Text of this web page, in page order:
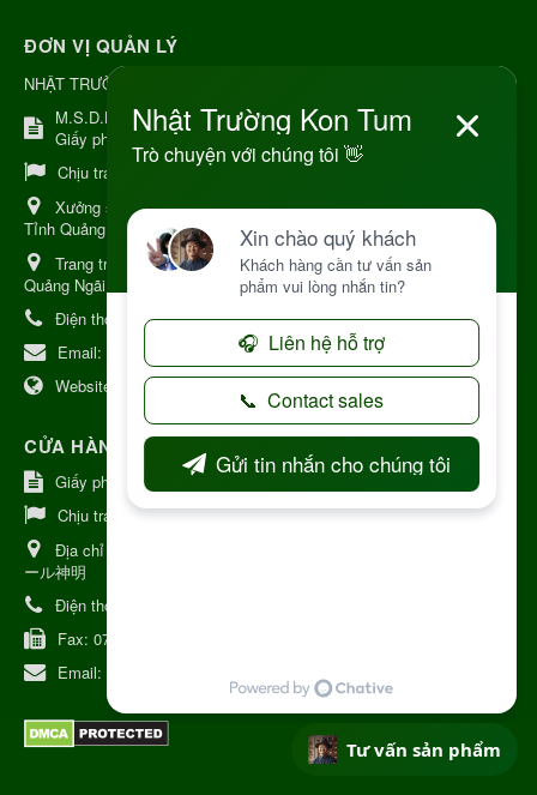
ĐƠN VỊ QUẢN LÝ
NHẬT TRƯỜNG KON TUM
M.S.D.N: 8344254367, Cấp tại Kon Tum.
Giấy phép số: Số 38A.8009409/HKD
Chịu trách nhiệm:
Chủ cơ sở Nguyễn Nhật Trường
Xưởng sản xuất:34 Lý Thường Kiệt, Tổ 6, Phường Kon Tum,
Tỉnh Quảng Ngải
Trang trại Dược Liệu Hữu Cơ:Khu 37 Hộ Xã Măng Đen Tỉnh
Quảng Ngãi
Điện thoại:
+84 906968923
Email:
kinhdoanh@nhattruongkontum.com
Website:
https://www.nhattruongkontum.com
CỬA HÀNG GIỚI THIỆU TẠI NHẬT BẢN
Giấy phép số: 080-9475-1379
Chịu trách nhiệm:MR THƯƠNG
Địa chỉ Nhật Bản:
ール神明
Điện thoại:
Fax: 070-9178-7979
Email:
Tư vấn sản phẩm